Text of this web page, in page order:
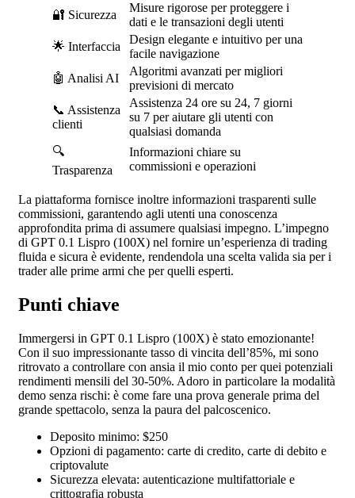
🔐 Sicurezza
Misure rigorose per proteggere i
dati e le transazioni degli utenti
🌟 Interfaccia
Design elegante e intuitivo per una
facile navigazione
🤖 Analisi AI
Algoritmi avanzati per migliori
previsioni di mercato
📞 Assistenza
clienti
Assistenza 24 ore su 24, 7 giorni
su 7 per aiutare gli utenti con
qualsiasi domanda
🔍
Trasparenza
Informazioni chiare su
commissioni e operazioni
La piattaforma fornisce inoltre informazioni trasparenti sulle
commissioni, garantendo agli utenti una conoscenza
approfondita prima di assumere qualsiasi impegno. L’impegno
di GPT 0.1 Lispro (100X) nel fornire un’esperienza di trading
fluida e sicura è evidente, rendendola una scelta valida sia per i
trader alle prime armi che per quelli esperti.
Punti chiave
Immergersi in GPT 0.1 Lispro (100X) è stato emozionante!
Con il suo impressionante tasso di vincita dell’85%, mi sono
ritrovato a controllare con ansia il mio conto per quei potenziali
rendimenti mensili del 30-50%. Adoro in particolare la modalità
demo senza rischi: è come fare una prova generale prima del
grande spettacolo, senza la paura del palcoscenico.
Deposito minimo: $250
Opzioni di pagamento: carte di credito, carte di debito e
criptovalute
Sicurezza elevata: autenticazione multifattoriale e
crittografia robusta